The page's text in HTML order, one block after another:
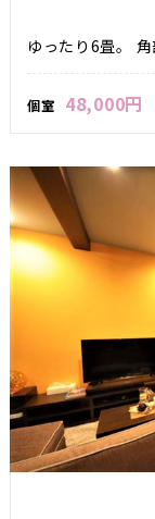
ゆったり6畳。
個室 48,000円